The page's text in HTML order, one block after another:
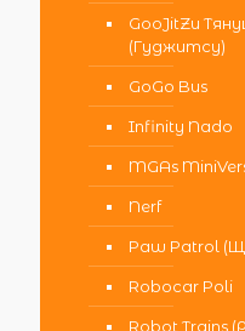
GooJitZu
(Гуджитсу)
GoGo Bus
Infinity Nado
MGAs
Nerf
Paw Patrol
Robocar Poli
Robot Trains